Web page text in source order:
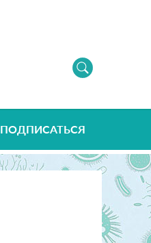
ПОДПИСАТЬСЯ